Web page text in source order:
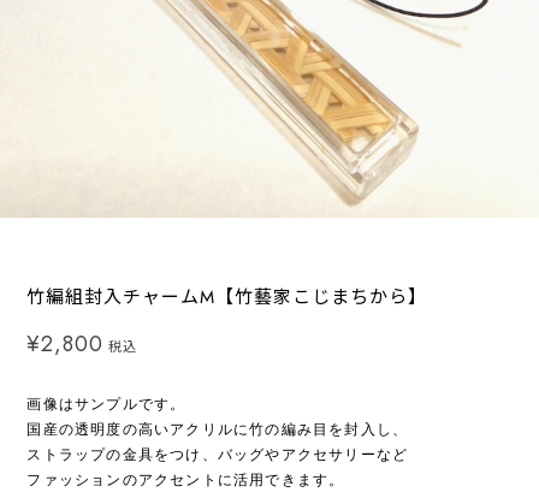
竹編組封入チャームM【竹藝家こじまちから】
¥2,800 税込
画像はサンプルです。
国産の透明度の高いアクリルに竹の編み目を封入し、
ストラップの金具をつけ、バッグやアクセサリーなど
ファッションのアクセントに活用できます。